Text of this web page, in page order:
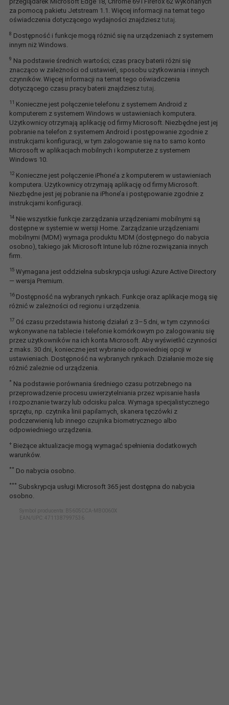
za pomocą pakietu Jetstream 1.1. Więcej informacji na temat tego
oświadczenia dotyczącego wydajności znajdziesztutaj
8 Dostępność i funkcje mogą różnić się na urządzeniach z systemem
innym niż Windows.
9 Na podstawie średnich wartości; czas pracy baterii różni się
znacząco w zależności od ustawień, sposobu użytkowania i innych
czynników. Więcej informacji na temat tego oświadczenia
dotyczącego czasu pracy baterii znajdziesztutaj
11 Konieczne jest połączenie telefonu z systemem Android z
komputerem z systemem Windows w ustawieniach komputera.
Użytkownicy otrzymają aplikację od firmy Microsoft. Niezbędne jest jej
pobranie na telefon z systemem Android i postępowanie zgodnie z
instrukcjami konfiguracji, w tym zalogowanie się na to samo konto
Microsoft w aplikacjach mobilnych i komputerze z systemem
Windows 10.
12 Konieczne jest połączenie iPhone’a z komputerem w ustawieniach
komputera. Użytkownicy otrzymają aplikację od firmy Microsoft.
Niezbędne jest jej pobranie na iPhone’a i postępowanie zgodnie z
instrukcjami konfiguracji.
14 Nie wszystkie funkcje zarządzania urządzeniami mobilnymi są
dostępne w systemie w wersji Home. Zarządzanie urządzeniami
mobilnymi (MDM) wymaga produktu MDM (dostępnego do nabycia
osobno), takiego jak Microsoft Intune lub różne rozwiązania innych
firm.
15 Wymagana jest oddzielna subskrypcja usługi Azure Active Directory
— wersja Premium.
16Dostępność na wybranych rynkach. Funkcje oraz aplikacje mogą się
różnić w zależności od regionu i urządzenia.
17 Oś czasu przedstawia historię działań z 3–5 dni, w tym czynności
wykonywane na tablecie i telefonie komórkowym po zalogowaniu się
przez użytkowników na ich konta Microsoft. Aby wyświetlić czynności
z maks. 30 dni, konieczne jest wybranie odpowiedniej opcji w
ustawieniach. Dostępność na wybranych rynkach. Działanie może się
różnić zależnie od urządzenia.
* Na podstawie porównania średniego czasu potrzebnego na
przeprowadzenie procesu uwierzytelniania przez wpisanie hasła
i rozpoznanie twarzy lub odcisku palca. Wymaga specjalistycznego
sprzętu, np. czytnika linii papilarnych, skanera tęczówki z
podczerwienią lub innego czujnika biometrycznego albo
odpowiedniego urządzenia.
+ Bieżące aktualizacje mogą wymagać spełnienia dodatkowych
warunków.
** Do nabycia osobno.
*** Subskrypcja usługi Microsoft 365 jest dostępna do nabycia
osobno.
Symbol producenta: B5605CCA-MB0060X
EAN/UPC:
4711387997536